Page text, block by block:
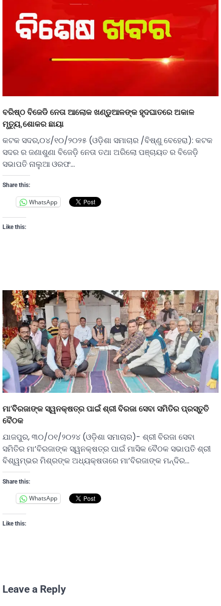
ବରିଷ୍ଠ ବିଜେଡି ନେତା ଆଲୋକ ଖଣ୍ଡୁଆଳଙ୍କ ହୃଦଘାତରେ ଅକାଳ
ମୃତ୍ୟୁ,ଶୋକର ଛାୟା
କଟକ ସଦର,୦୪/୧୦/୨୦୨୫ (ଓଡ଼ିଶା ସମାଚାର /ବିଷ୍ଣୁ ବେହେରା): କଟକ
ସଦର ର ଜଣାଶୁଣା ବିଜେଡ଼ି ନେତା ତଥା ଅରିଲୋ ପଞ୍ଚାୟତ ର ବିଜେଡ଼ି
ସଭାପତି ନାଲୁଆ ଓରଫ…
Share this:
WhatsApp
Like this:
ମା’ବିିରଜାଙ୍କ ସ୍ୱନକ୍ଷତ୍ର ପାଇଁ ଶ୍ରୀ ବିରଜା ସେବା ସମିତିର ପ୍ରସ୍ତୁତି
ବୈଠକ
ଯାଜପୁର, ୩୦/୦୧/୨୦୨୪ (ଓଡ଼ିଶା ସମାଚାର)- ଶ୍ରୀ ବିରଜା ସେବା
ସମିତିର ମା’ବିରଜାଙ୍କ ସ୍ୱନକ୍ଷତ୍ର ପାଇଁ ମାସିକ ବୈଠକ ସଭାପତି ଶ୍ରୀ
ବିଶ୍ୱମ୍ଭର ମିଶ୍ରଙ୍କ ଅଧ୍ୟକ୍ଷତାରେ ମା’ବିରଜାଙ୍କ ମନ୍ଦିର…
Share this:
WhatsApp
Like this:
Leave a Reply